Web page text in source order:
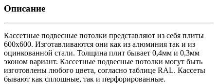
Описание
Кассетные подвесные потолки представляют из себя плиты
600х600. Изготавливаются они как из алюминия так и из
оцинкованной стали. Толщина плит бывает 0,4мм и 0,3мм
эконом вариант. Кассетные подвесные потолки могут быть
изготовлены любого цвета, согласно таблице RAL. Кассеты
бывают как сплошные, так и перфорированные.